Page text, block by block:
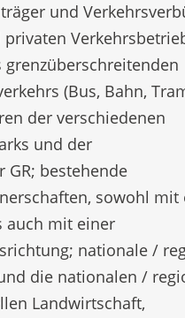
und
(Bus, Bahn,
der verschiedenen
und der
GR; bestehende
sowohl mit
auch mit einer
nationale /
die nationalen /
Landwirtschaft,